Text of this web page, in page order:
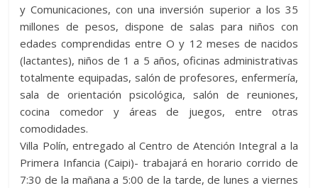
y Comunicaciones, con una inversión superior a los 35
millones de pesos, dispone de salas para niños con
edades comprendidas entre O y 12 meses de nacidos
(lactantes), niños de 1 a 5 años, oficinas administrativas
totalmente equipadas, salón de profesores, enfermería,
sala de orientación psicológica, salón de reuniones,
cocina comedor y áreas de juegos, entre otras
comodidades.
Villa Polín, entregado al Centro de Atención Integral a la
Primera Infancia (Caipi)- trabajará en horario corrido de
7:30 de la mañana a 5:00 de la tarde, de lunes a viernes